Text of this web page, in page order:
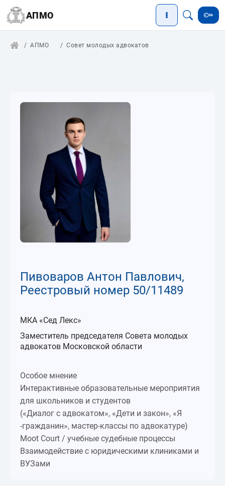
АПМО
АПМО Совет молодых адвокатов
Пивоваров Антон Павлович,
Реестровый номер 50/11489
МКА «Сед Лекс»
Заместитель председателя Совета молодых
адвокатов Московской области
Особое мнение
Интерактивные образовательные мероприятия
для школьников и студентов
(«Диалог с адвокатом», «Дети и закон», «Я
-гражданин», мастер-классы по адвокатуре)
Moot Court / учебные судебные процессы
Взаимодействие с юридическими клиниками и
ВУЗами